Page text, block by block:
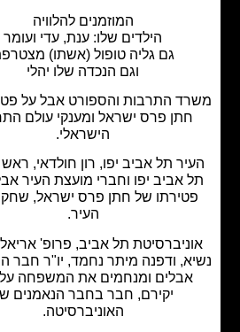
המוזמנים להלוויה
הילדים שלו: ענת, עדי ועומר
גם גליה טופול (אשתו) מצטרפת
וגם הנכדה שלו יהלי
התרבות והספורט אבל על פטירתו של
חתן פרס ישראל ומענקי עולם התרבות
הישראלי.
תל אביב יפו, רון חולדאי, ראש עיריית
אביב יפו וחברי מועצת העיר אבלים על
של חתן פרס ישראל, שחקן ויקיר
תל אביב, פרופ' אריאל פורת,
ודפנה מיתר נחמד, יו"ר חבר הנאמנים,
אבלים ומנחמים את המשפחה על מות
יקירם, חבר בחבר הנאמנים של
האוניברסיטה.